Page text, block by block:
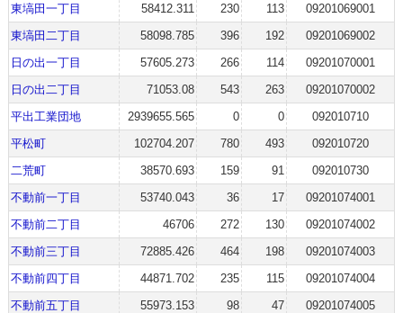
東塙田一丁目
58412.311 230 113
09201069001
東塙田二丁目
58098.785 396 192
09201069002
日の出一丁目
57605.273 266 114
09201070001
日の出二丁目
71053.08 543 263
09201070002
平出工業団地
2939655.565 0 0
092010710
平松町
102704.207 780 493
092010720
二荒町
38570.693 159 91
092010730
不動前一丁目
53740.043 36 17
09201074001
不動前二丁目
46706 272 130
09201074002
不動前三丁目
72885.426 464 198
09201074003
不動前四丁目
44871.702 235 115
09201074004
不動前五丁目
55973.153 98 47
09201074005